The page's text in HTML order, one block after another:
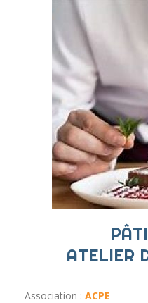
ATELIER
Association : ACPE